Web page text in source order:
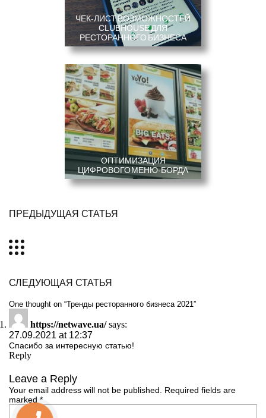
ЧЕК-ЛИСТ ВОЗМОЖНОСТЕЙ
CLUBHOUSE ДЛЯ
РЕСТОРАННОГО БИЗНЕСА
ТРЕНДЫ РЕСТОРАННОГО
БИЗНЕСА 2021
ОПТИМИЗАЦИЯ
ЦИФРОВОГО МЕНЮ-БОРДА
ПРЕДЫДУЩАЯ СТАТЬЯ
СЛЕДУЮЩАЯ СТАТЬЯ
One thought on “Тренды ресторанного бизнеса 2021”
https://netwave.ua/ says:
27.09.2021 at 12:37
Спасибо за интересную статью!
Reply
Leave a Reply
Your email address will not be published. Required fields are
marked*